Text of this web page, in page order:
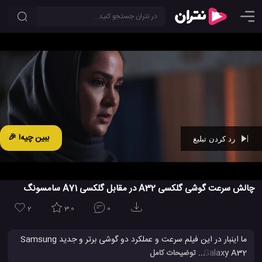
ببین چیه! 🎉
چالش سرعت گوشی گلکسی A32 در مقابل گلکسی A71 سامسونگ
2 3.0 0
ما اینبار در این فیلم سرعت و عملکرد دو گوشی برتر و جدید Samsung
... توضیحات کامل